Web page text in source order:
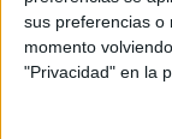
sus preferencias o
momento
"Privacidad" en la